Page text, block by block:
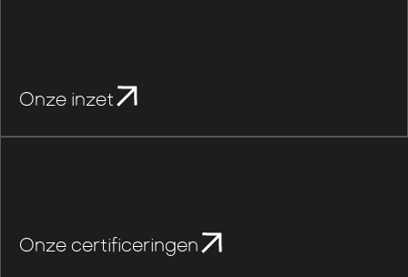
Onze inzet
Onze certificeringen